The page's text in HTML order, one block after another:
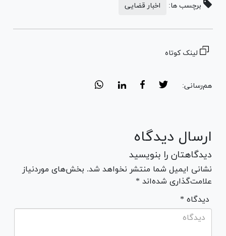
برچسب ها: اخبار قضایی
لینک کوتاه
هم‌رسانی:
ارسال دیدگاه
دیدگاهتان را بنویسید
نشانی ایمیل شما منتشر نخواهد شد. بخش‌های موردنیاز
علامت‌گذاری شده‌اند *
* دیدگاه